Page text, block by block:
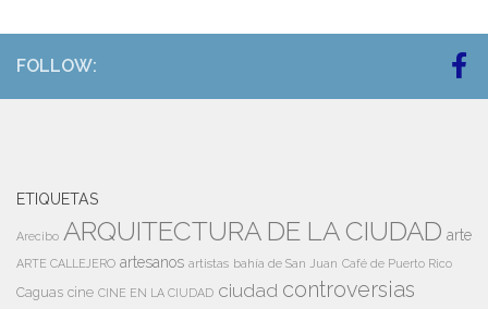
FOLLOW:
ETIQUETAS
Arecibo ARQUITECTURA DE LA CIUDAD arte
ARTE CALLEJERO artesanos artistas bahía de San Juan Café de Puerto Rico
Caguas cine CINE EN LA CIUDAD ciudad controversias